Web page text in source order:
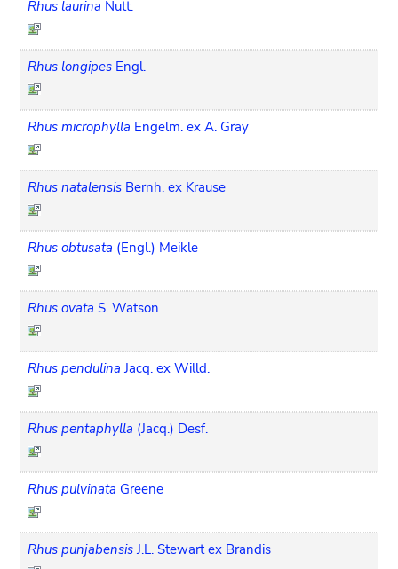
Rhus laurina Nutt.
Rhus longipes Engl.
Rhus microphylla Engelm. ex A. Gray
Rhus natalensis Bernh. ex Krause
Rhus obtusata (Engl.) Meikle
Rhus ovata S. Watson
Rhus pendulina Jacq. ex Willd.
Rhus pentaphylla (Jacq.) Desf.
Rhus pulvinata Greene
Rhus punjabensis J.L. Stewart ex Brandis